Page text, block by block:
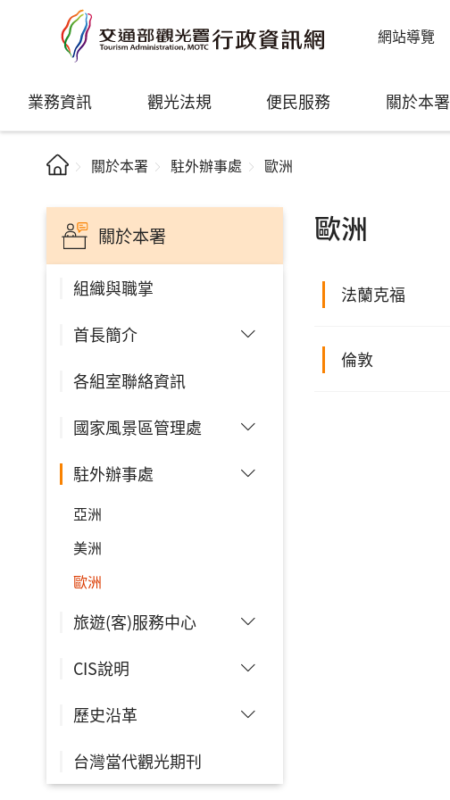
網站導覽
業務資訊 觀光法規 便民服務 關於本署
關於本署 駐外辦事處 歐洲
關於本署
組織與職掌
首長簡介
各組室聯絡資訊
國家風景區管理處
駐外辦事處
亞洲
美洲
歐洲
旅遊(客)服務中心
CIS說明
歷史沿革
台灣當代觀光期刊
歐洲
法蘭克福
倫敦